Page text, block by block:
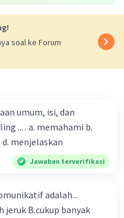
saya",
kita", dan
atau
lebih giat agar bisa
menjaga kebersihan
asri.
rakyatnya.
hati saat
soal ke Forum
umum, isi, dan
... . a. memahami b.
menjelaskan
Jawaban terverifikasi
adalah...
jeruk B.cukup banyak